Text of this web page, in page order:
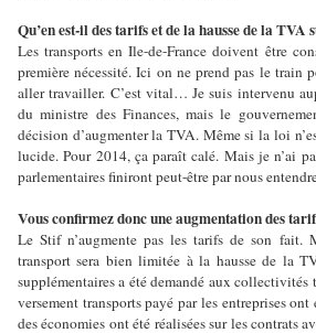
Qu’en est-il des tarifs et de la hausse de la TVA
Les transports en Ile-de-France doivent être
première nécessité. Ici on ne prend pas le train
aller travailler. C’est vital… Je suis intervenu
du ministre des Finances, mais le
décision d’augmenter la TVA. Même si la loi
lucide. Pour 2014, ça paraît calé. Mais je n’ai
parlementaires finiront peut-être par nous
Vous confirmez donc une augmentation des
Le Stif n’augmente pas les tarifs de son fait.
transport sera bien limitée à la hausse de la
supplémentaires a été demandé aux collectivités
versement transports payé par les entreprises
des économies ont été réalisées sur les contrats